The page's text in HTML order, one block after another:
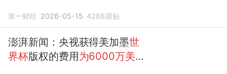
第一财经 2026-05-15 4286跟贴
澎湃新闻：央视获得美加墨世
界杯版权的费用为6000万美